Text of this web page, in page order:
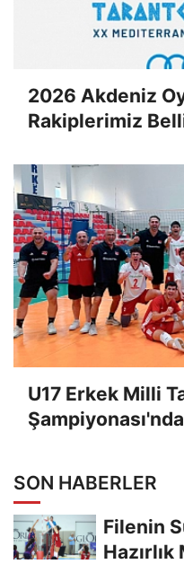
2026 Akdeniz
Rakiplerimiz
U17 Erkek Milli
SON HABERLER
Filenin
Hazırlık